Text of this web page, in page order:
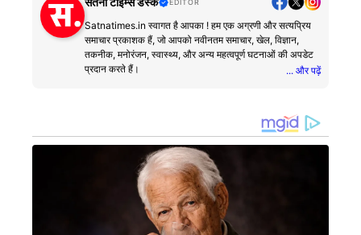
EDITOR
Satnatimes.in स्वागत है आपका ! हम एक अग्रणी और सत्यप्रिय
समाचार प्रकाशक हैं, जो आपको नवीनतम समाचार, खेल, विज्ञान,
तकनीक, मनोरंजन, स्वास्थ्य, और अन्य महत्वपूर्ण घटनाओं की अपडेट
प्रदान करते हैं।
... और पढ़ें